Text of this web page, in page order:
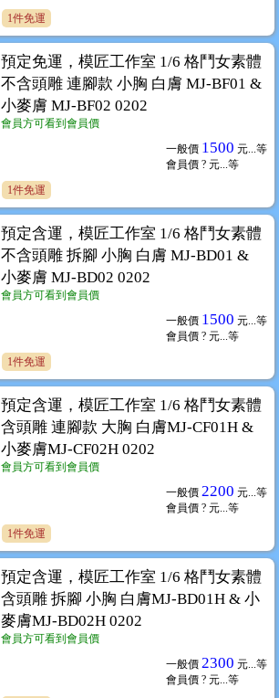
1件免運
預定免運，模匠工作室 1/6 格鬥女素體
不含頭雕 連腳款 小胸 白膚 MJ-BF01 &
小麥膚 MJ-BF02 0202
會員方可看到會員價
一般價 1500 元... 等
會員價 ? 元... 等
1件免運
預定含運，模匠工作室 1/6 格鬥女素體
不含頭雕 拆腳 小胸 白膚 MJ-BD01 &
小麥膚 MJ-BD02 0202
會員方可看到會員價
一般價 1500 元... 等
會員價 ? 元... 等
1件免運
預定含運，模匠工作室 1/6 格鬥女素體
含頭雕 連腳款 大胸 白膚MJ-CF01H &
小麥膚MJ-CF02H 0202
會員方可看到會員價
一般價 2200 元... 等
會員價 ? 元... 等
1件免運
預定含運，模匠工作室 1/6 格鬥女素體
含頭雕 拆腳 小胸 白膚MJ-BD01H & 小
麥膚MJ-BD02H 0202
會員方可看到會員價
一般價 2300 元... 等
會員價 ? 元... 等